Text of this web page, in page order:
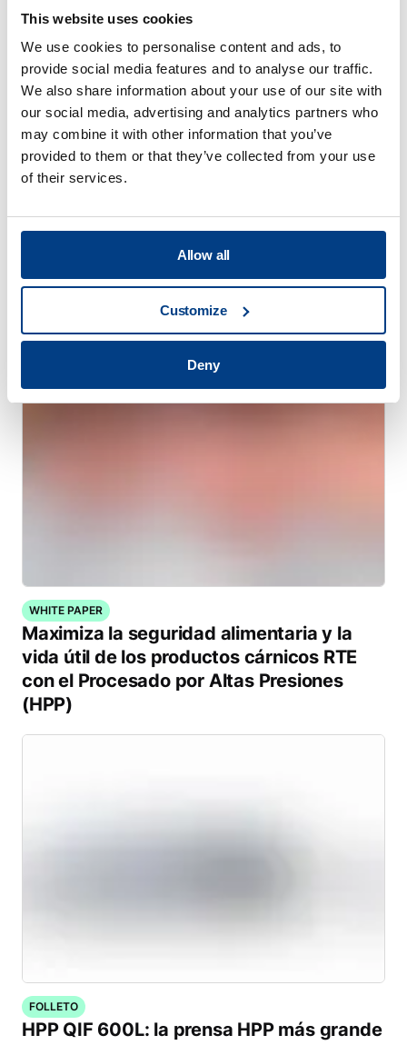
This website uses cookies
We use cookies to personalise content and ads, to
provide social media features and to analyse our traffic.
We also share information about your use of our site with
our social media, advertising and analytics partners who
may combine it with other information that you’ve
provided to them or that they’ve collected from your use
of their services.
Allow all
Customize
Deny
VÍDEO
WHITE PAPER
Maximiza la seguridad alimentaria y la
vida útil de los productos cárnicos RTE
con el Procesado por Altas Presiones
(HPP)
FOLLETO
HPP QIF 600L: la prensa HPP más grande